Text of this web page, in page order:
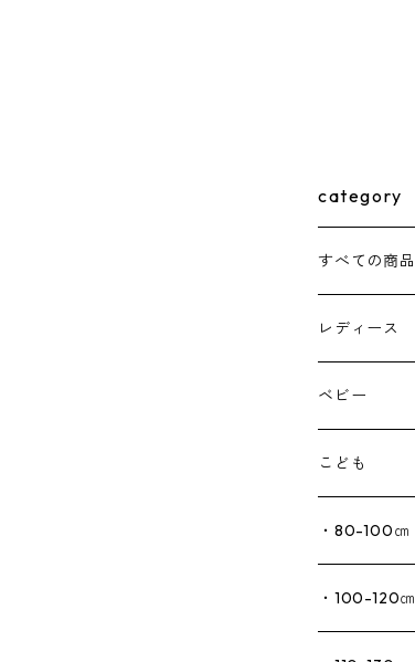
category
すべての商品
レディース
ベビー
こども
・80-100㎝
・100-120㎝